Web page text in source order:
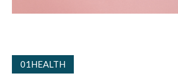
01HEALTH